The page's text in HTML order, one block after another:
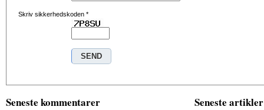
Skriv sikkerhedskoden *
Seneste kommentarer Seneste artikler